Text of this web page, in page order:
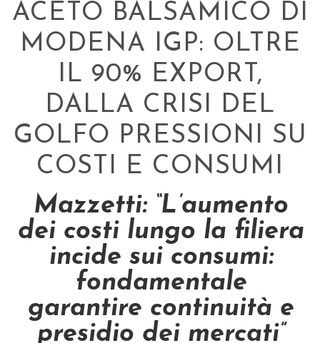
ACETO BALSAMICO DI
MODENA IGP: OLTRE
IL 90% EXPORT,
DALLA CRISI DEL
GOLFO PRESSIONI SU
COSTI E CONSUMI
Mazzetti: “L’aumento
dei costi lungo la filiera
incide sui consumi:
fondamentale
garantire continuità e
presidio dei mercati”